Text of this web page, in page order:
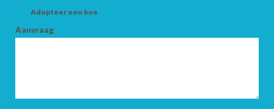
Adopteer een koe
Aanvraag